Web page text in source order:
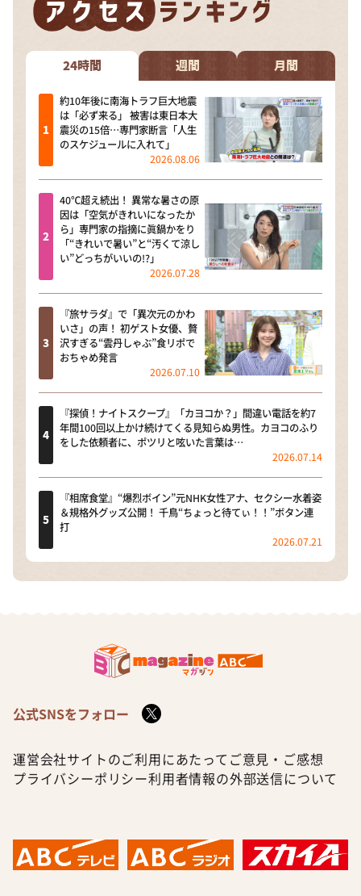
24時間 週間 月間
約10年後に南海トラフ巨大地震
は「必ず来る」 被害は東日本大
震災の15倍…専門家断言「人生
のスケジュールに入れて」
2026.08.06
40℃超え続出！ 異常な暑さの原
因は「空気がきれいになったか
ら」専門家の指摘に眞鍋かをり
「“きれいで暑い”と“汚くて涼し
い”どっちがいいの!?」
2026.07.28
『旅サラダ』で「異次元のかわ
いさ」の声！ 初ゲスト女優、贅
沢すぎる“雲丹しゃぶ”食リポで
おちゃめ発言
2026.07.10
『探偵！ナイトスクープ』「カヨコか？」間違い電話を約7
年間100回以上かけ続けてくる見知らぬ男性。カヨコのふり
をした依頼者に、ポツリと呟いた言葉は…
2026.07.14
『相席食堂』“爆烈ボイン”元NHK女性アナ、セクシー水着姿
＆規格外グッズ公開！ 千鳥“ちょっと待てぃ！！”ボタン連
打
2026.07.21
公式SNSをフォロー
運営会社サイトのご利用にあたって ご意見・ご感想
プライバシーポリシー利用者情報の外部送信について